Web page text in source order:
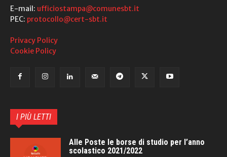
E-mail: ufficiostampa@comunesbt.it
PEC: protocollo@cert-sbt.it
Privacy Policy
Cookie Policy
I PIÙ LETTI
Alle Poste le borse di studio per l’anno
scolastico 2021/2022